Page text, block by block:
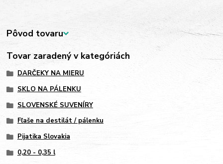
Pôvod tovaru
Tovar zaradený v kategóriách
DARČEKY NA MIERU
SKLO NA PÁLENKU
SLOVENSKÉ SUVENÍRY
Fľaše na destilát / pálenku
Pijatika Slovakia
0,20 - 0,35 l